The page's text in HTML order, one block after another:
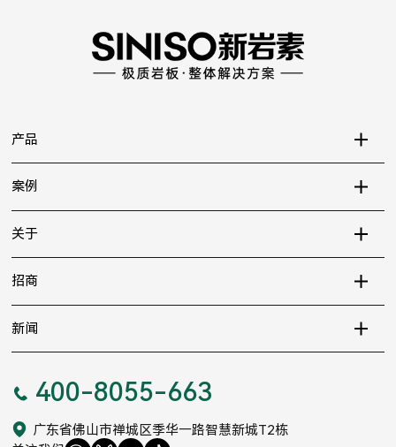
产品
案例
关于
招商
新闻
400-8055-663
广东省佛山市禅城区季华一路智慧新城T2栋